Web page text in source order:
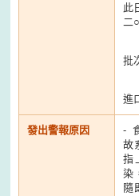
此
二
批
進
發出警報原因
-
故
指
染
隨